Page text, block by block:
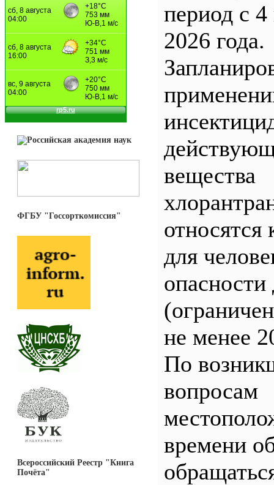
ФГБУ "Госсорткомиссия"
Всероссийский Реестр "Книга
Почёта"
период с 4
2026 года.
вещества
относятся
для
опасности
не менее
По
вопросам
времени